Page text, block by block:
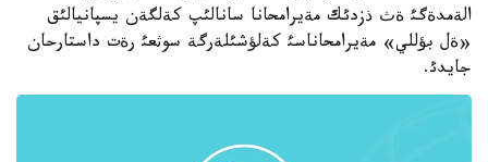
الةمدةگئ ةث ذزدئك مةيرامحانا سانالئپ كةلگةن يسپانيالئق
«ةل بؤللي» مةيرامحاناسئ كةلؤشئلةرگة سوثعئ رةت داستارحان
جايدئ.